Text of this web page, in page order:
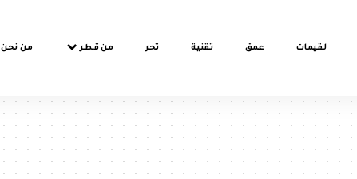
لقيمات عمق تقنية تحر من قطر من نحن